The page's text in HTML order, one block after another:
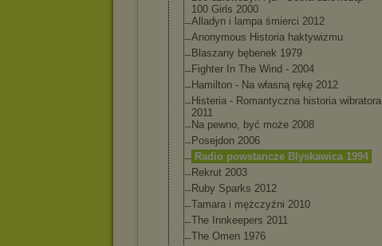
100 Girls 2000
Alladyn i lampa śmierci 2012
Anonymous Historia haktywizmu
Blaszany bębenek 1979
Fighter In The Wind - 2004
Hamilton - Na własną rękę 2012
Histeria - Romantyczna historia wibratora
2011
Na pewno, być może 2008
Posejdon 2006
Radio powstancze Blyskawica 1994
Rekrut 2003
Ruby Sparks 2012
Tamara i mężczyźni 2010
The Innkeepers 2011
The Omen 1976